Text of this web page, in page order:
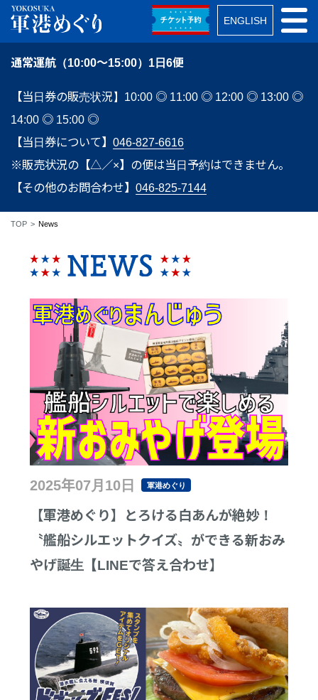
ENGLISH
通常運航（10:00～15:00）1日6便
【当日券の販売状況】10:00 ◎ 11:00 ◎ 12:00 ◎ 13:00 ◎
14:00 ◎ 15:00 ◎
【当日券について】 046-827-6616
※販売状況の【△／×】の便は当日予約はできません。
【その他のお問合わせ】 046-825-7144
TOP News
2025年07月10日 軍港めぐり
【軍港めぐり】とろける白あんが絶妙！
〝艦船シルエットクイズ〟ができる新おみ
やげ誕生【LINEで答え合わせ】